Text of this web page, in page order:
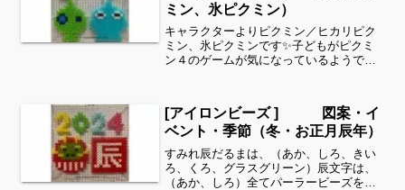
ミン、氷ピクミン）
キャラクターよりピクミン／ヒカリピク
ミン、氷ピクミンです✨子どもがピクミ
ン４のゲームが気になっているようです^
なりますので、取り扱いに注意してくだ
さいね。これくら...
[アイロンビーズ ] 図案・イ
ベント・季節（冬・お正月辰年）
すみれ辰だるまは、（あか、しろ、きい
ろ、くろ、グラスグリーン）辰文字は、
（あか、しろ）全てパーラービーズを使